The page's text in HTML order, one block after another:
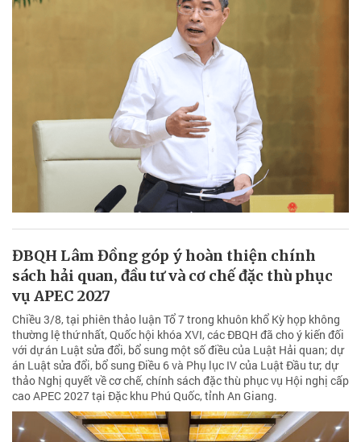
ĐBQH Lâm Đồng góp ý hoàn thiện chính
sách hải quan, đầu tư và cơ chế đặc thù phục
vụ APEC 2027
Chiều 3/8, tại phiên thảo luận Tổ 7 trong khuôn khổ Kỳ họp không
thường lệ thứ nhất, Quốc hội khóa XVI, các ĐBQH đã cho ý kiến đối
với dự án Luật sửa đổi, bổ sung một số điều của Luật Hải quan; dự
án Luật sửa đổi, bổ sung Điều 6 và Phụ lục IV của Luật Đầu tư; dự
thảo Nghị quyết về cơ chế, chính sách đặc thù phục vụ Hội nghị cấp
cao APEC 2027 tại Đặc khu Phú Quốc, tỉnh An Giang.